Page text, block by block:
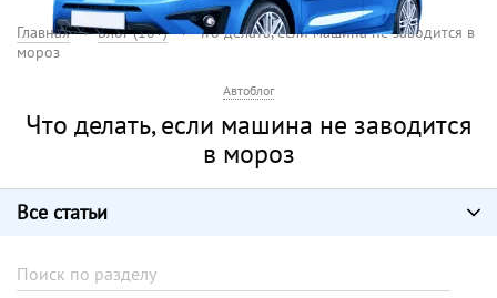
Главная Блог (18+)
Что делать, если машина не заводится в
мороз
Автоблог
Что делать, если машина не заводится
в мороз
Все статьи